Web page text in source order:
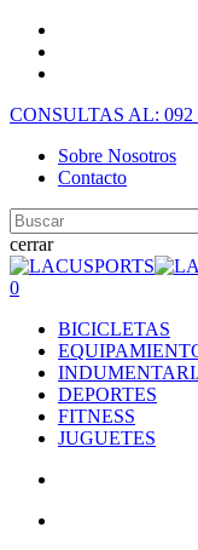
CONSULTAS AL: 092
Sobre Nosotros
Contacto
cerrar
0
BICICLETAS
DEPORTES
FITNESS
JUGUETES